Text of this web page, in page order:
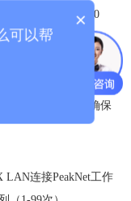
），最大泵压4000
基质样品。
在线再生，无需更换
导池（可选），确保
连接PeakNet工作
×
可以帮